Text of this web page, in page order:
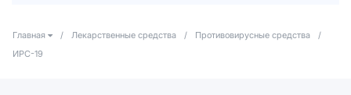
Главная / Лекарственные средства / Противовирусные средства
/
ИРС-19